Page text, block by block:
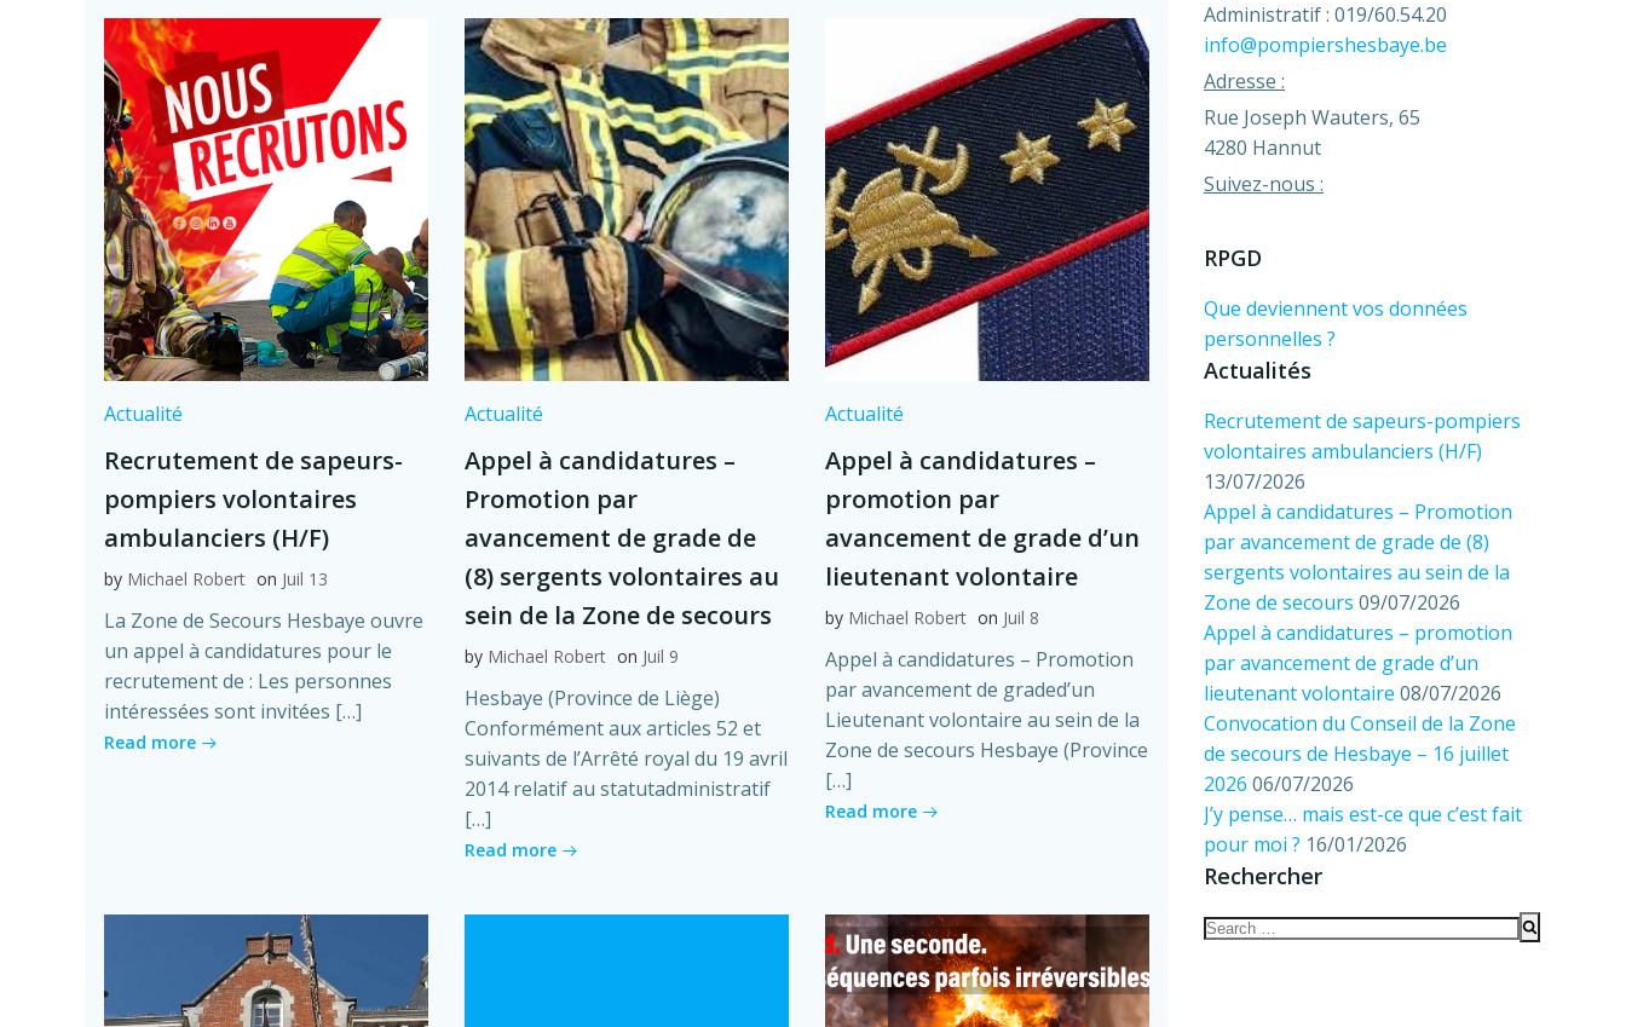
Actualité
Recrutement de sapeurs-
pompiers volontaires
ambulanciers (H/F)
by Michael Robert on Juil 13
La Zone de Secours Hesbaye ouvre
un appel à candidatures pour le
recrutement de : Les personnes
intéressées sont invitées […]
Read more
Actualité
Appel à candidatures –
Promotion par
avancement de grade de
(8) sergents volontaires au
sein de la Zone de secours
by Michael Robert on Juil 9
Hesbaye (Province de Liège)
Conformément aux articles 52 et
suivants de l’Arrêté royal du 19 avril
2014 relatif au statutadministratif
[…]
Read more
Actualité
Appel à candidatures –
promotion par
avancement de grade d’un
lieutenant volontaire
by Michael Robert on Juil 8
Appel à candidatures – Promotion
par avancement de graded’un
Lieutenant volontaire au sein de la
Zone de secours Hesbaye (Province
[…]
Read more
Administratif : 019/60.54.20
info@pompiershesbaye.be
Adresse :
Rue Joseph Wauters, 65
4280 Hannut
Suivez-nous :
RPGD
Que deviennent vos données
personnelles ?
Actualités
Recrutement de sapeurs-pompiers
volontaires ambulanciers (H/F)
13/07/2026
Appel à candidatures – Promotion
par avancement de grade de (8)
sergents volontaires au sein de la
Zone de secours 09/07/2026
Appel à candidatures – promotion
par avancement de grade d’un
lieutenant volontaire 08/07/2026
Convocation du Conseil de la Zone
de secours de Hesbaye – 16 juillet
2026 06/07/2026
J’y pense… mais est-ce que c’est fait
pour moi ? 16/01/2026
Rechercher
Search